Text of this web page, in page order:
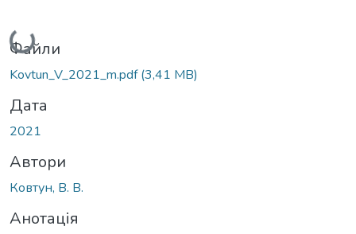
Вантажиться...
Файли
Kovtun_V_2021_m.pdf(3,41 MB)
Дата
2021
Автори
Ковтун, В. В.
Анотація